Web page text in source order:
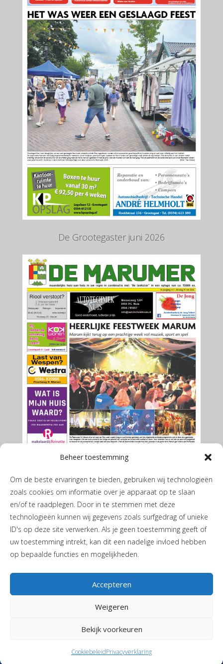
Beheer toestemming
Om de beste ervaringen te bieden, gebruiken wij technologieën
zoals cookies om informatie over je apparaat op te slaan
en/of te raadplegen. Door in te stemmen met deze
technologieën kunnen wij gegevens zoals surfgedrag of unieke
ID's op deze site verwerken. Als je geen toestemming geeft of
uw toestemming intrekt, kan dit een nadelige invloed hebben
op bepaalde functies en mogelijkheden.
Accepteren
Weigeren
Bekijk voorkeuren
CookiebeleidPrivacyverklaring
De Grootegaster juni 2026
De Marumer mei 2026
06-40405244|Stuur een mail| Vormgeving en realisatie